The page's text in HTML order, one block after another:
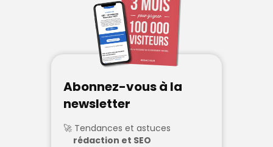
Abonnez-vous à la
newsletter
Tendances et astuces
rédaction et SEO